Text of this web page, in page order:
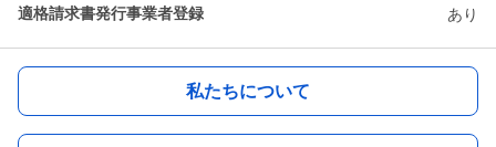
適格請求書発行事業者登録 あり
私たちについて